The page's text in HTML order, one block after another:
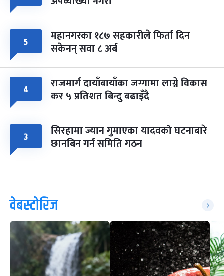
५ महानगरका १८७ सहकारीले फिर्ता दिन
सकेनन् सवा ८ अर्ब
४ राजमार्ग दायाँबायाँका जग्गामा लाग्ने विकास
कर ५ प्रतिशत बिन्दु बढाइँदै
३ सिरहामा ज्यान गुमाएका यादवको घटनाबारे
छानबिन गर्न समिति गठन
वेबस्टोरिज